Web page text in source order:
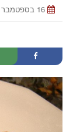
16 בספטמבר 2009